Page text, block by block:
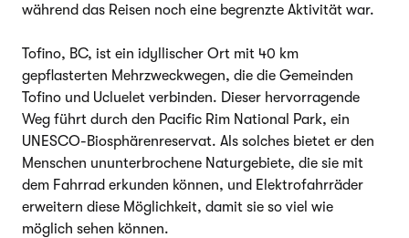
während das Reisen noch eine begrenzte Aktivität war.
Tofino, BC, ist ein idyllischer Ort mit 40 km
gepflasterten Mehrzweckwegen, die die Gemeinden
Tofino und Ucluelet verbinden. Dieser hervorragende
Weg führt durch den Pacific Rim National Park, ein
UNESCO-Biosphärenreservat. Als solches bietet er den
Menschen ununterbrochene Naturgebiete, die sie mit
dem Fahrrad erkunden können, und Elektrofahrräder
erweitern diese Möglichkeit, damit sie so viel wie
möglich sehen können.